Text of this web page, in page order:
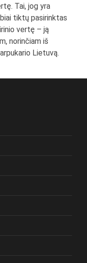
Tai, jog yra
tiktų pasirinktas
vertę – ją
norinčiam iš
Lietuvą.